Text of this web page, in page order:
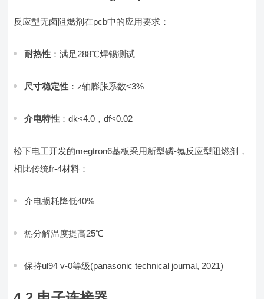
反应型无卤阻燃剂在pcb中的应用要求：
耐热性 ：满足288℃焊锡测试
尺寸稳定性 ：z轴膨胀系数<3%
介电特性 ：dk<4.0，df<0.02
松下电工开发的megtron6基板采用新型磷-氮反应型阻燃剂，
相比传统fr-4材料：
介电损耗降低40%
热分解温度提高25℃
保持ul94 v-0等级(panasonic technical journal, 2021)